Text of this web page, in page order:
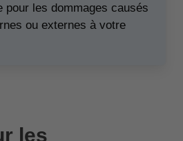
pour les dommages causés
ou externes à votre
les